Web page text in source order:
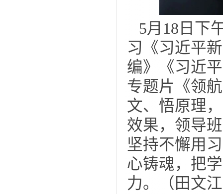
5月18日下
习《习近平
编》《习近
专题片《领
文、悟原理
效果，领导
坚持不懈用
心铸魂，把
力。（田文